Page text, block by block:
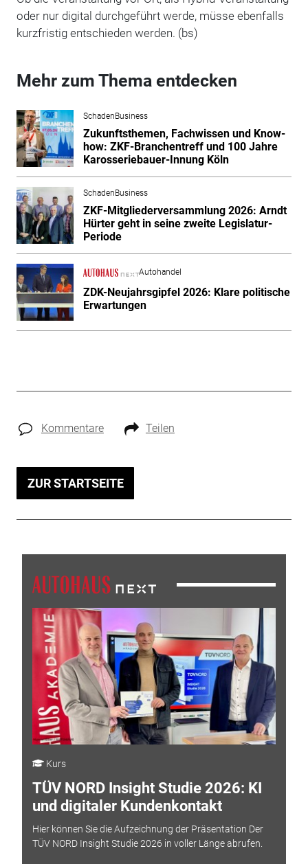
oder nur digital durchgeführt werde, müsse ebenfalls
kurzfristig entschieden werden. (bs)
Mehr zum Thema entdecken
SchadenBusiness
Zukunftsthemen, Fachwissen und Know-
how: ZKF-Branchentreff und 100 Jahre
Karosseriebauer-Innung Köln
SchadenBusiness
ZKF-Mitgliederversammlung 2026: Arndt
Hürter geht in seine zweite Legislatur-
Periode
Autohandel
ZDK-Neujahrsgipfel 2026: Klare politische
Erwartungen
Kommentare Teilen
ZUR STARTSEITE
Kurs
TÜV NORD Insight Studie 2026: KI
und digitaler Kundenkontakt
Hier können Sie die Aufzeichnung der Präsentation Der
TÜV NORD Insight Studie 2026 in voller Länge abrufen.